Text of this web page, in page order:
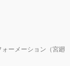
ーメーション（宮廻